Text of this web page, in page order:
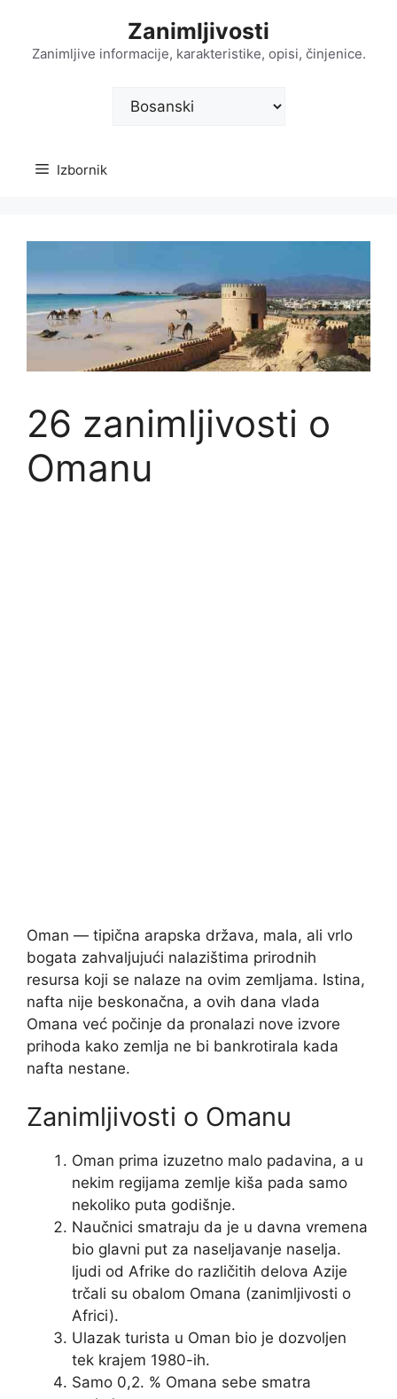
sadržaj
Zanimljivosti
Zanimljive informacije, karakteristike, opisi, činjenice.
Odaberite
Izbornik
26 zanimljivosti o
Omanu
Oman — tipična arapska država, mala, ali vrlo
bogata zahvaljujući nalazištima prirodnih
resursa koji se nalaze na ovim zemljama. Istina,
nafta nije beskonačna, a ovih dana vlada
Omana već počinje da pronalazi nove izvore
prihoda kako zemlja ne bi bankrotirala kada
nafta nestane.
Zanimljivosti o Omanu
Oman prima izuzetno malo padavina, a u
nekim regijama zemlje kiša pada samo
nekoliko puta godišnje.
Naučnici smatraju da je u davna vremena
bio glavni put za naseljavanje naselja.
ljudi od Afrike do različitih delova Azije
trčali su obalom Omana (zanimljivosti o
Africi).
Ulazak turista u Oman bio je dozvoljen
tek krajem 1980-ih.
Samo 0,2. % Omana sebe smatra